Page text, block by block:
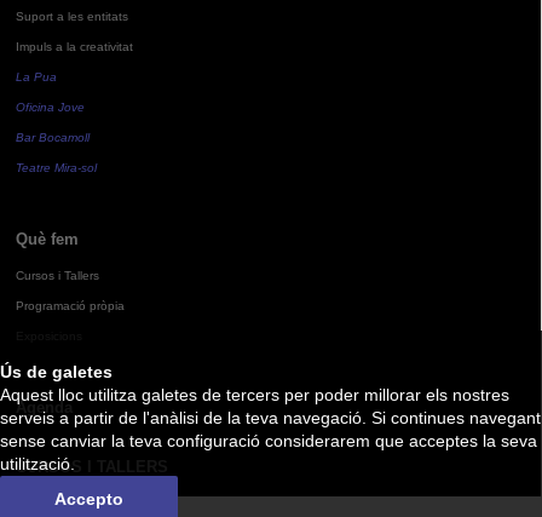
Ús de galetes
Aquest lloc utilitza galetes de tercers per poder millorar els nostres
serveis a partir de l'anàlisi de la teva navegació. Si continues navegant
sense canviar la teva configuració considerarem que acceptes la seva
utilització.
Accepto
Suport a les entitats
Impuls a la creativitat
La Pua
Oficina Jove
Bar Bocamoll
Teatre Mira-sol
Què fem
Cursos i Tallers
Programació pròpia
Agenda
CURSOS I TALLERS